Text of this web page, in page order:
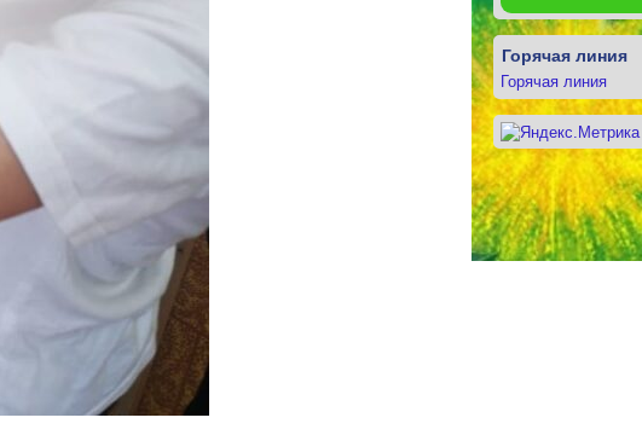
Горячая линия
Горячая линия